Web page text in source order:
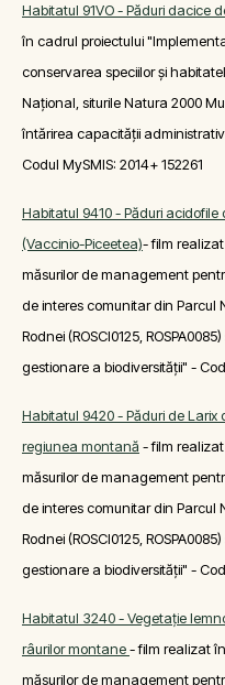
Habitatul 91VO - Păduri dacice
în cadrul proiectului
conservarea speciilor și
Național, siturile Natura 2000
întărirea capacității
Codul MySMIS: 2014+ 152261
Habitatul 9410 - Păduri
(Vaccinio-Piceetea)- film
măsurilor de management
de interes comunitar din Parcul
Rodnei (ROSCI0125,
gestionare a biodiversității" -
Habitatul 9420 - Păduri de Larix
regiunea montană - film
măsurilor de management
de interes comunitar din Parcul
Rodnei (ROSCI0125,
gestionare a biodiversității" -
Habitatul 3240 - Vegetaţie
râurilor montane- film realizat
măsurilor de management